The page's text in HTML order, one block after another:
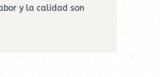
y la calidad son